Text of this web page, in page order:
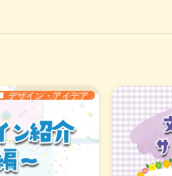
デザイン・アイデア